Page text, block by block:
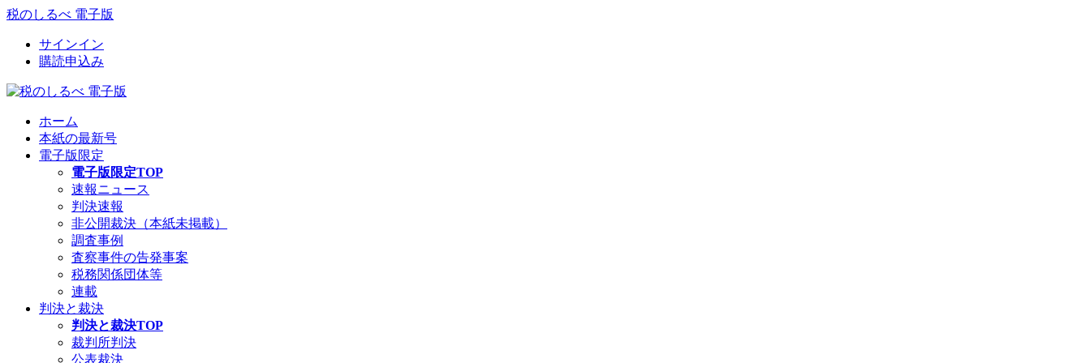
税のしるべ 電子版
サインイン
購読申込み
ホーム
本紙の最新号
電子版限定
電子版限定TOP
速報ニュース
判決速報
非公開裁決（本紙未掲載）
調査事例
査察事件の告発事案
税務関係団体等
連載
判決と裁決
判決と裁決TOP
裁判所判決
公表裁決